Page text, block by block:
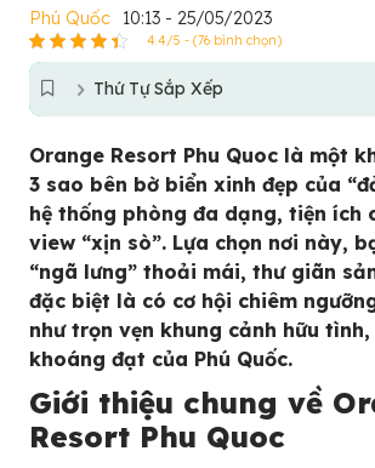
Phú Quốc 10:13 - 25/05/2023
4.4/5 - (76 bình chọn)
Thứ Tự Sắp Xếp
Orange Resort Phu Quoc là một
3 sao bên bờ biển xinh đẹp của
hệ thống phòng đa dạng, tiện ích
view “xịn sò”. Lựa chọn nơi này,
“ngã lưng” thoải mái, thư giãn
đặc biệt là có cơ hội chiêm
như trọn vẹn khung cảnh hữu
khoáng đạt của Phú Quốc.
Giới thiệu chung về
Resort Phu Quoc